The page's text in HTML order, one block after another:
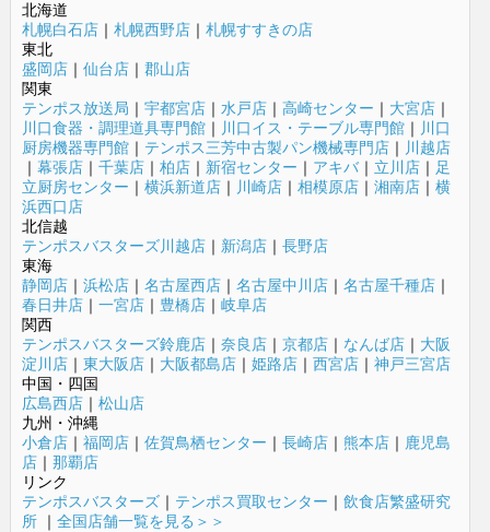
北海道
札幌白石店｜ 札幌西野店｜ 札幌すすきの店
東北
盛岡店｜ 仙台店｜ 郡山店
関東
テンポス放送局 ｜ 宇都宮店｜ 水戸店｜ 高崎センター ｜ 大宮店｜
川口食器・調理道具専門館｜ 川口イス・テーブル専門館｜ 川口
厨房機器専門館｜ テンポス三芳中古製パン機械専門店｜ 川越店
｜ 幕張店｜ 千葉店｜ 柏店｜ 新宿センター ｜ アキバ｜ 立川店｜ 足
立厨房センター ｜ 横浜新道店｜ 川崎店｜ 相模原店｜ 湘南店｜ 横
浜西口店
北信越
テンポスバスターズ川越店｜ 新潟店｜ 長野店
東海
静岡店｜ 浜松店｜ 名古屋西店｜ 名古屋中川店｜ 名古屋千種店｜
春日井店｜ 一宮店｜ 豊橋店｜ 岐阜店
関西
テンポスバスターズ鈴鹿店｜ 奈良店｜ 京都店｜ なんば店｜ 大阪
淀川店｜ 東大阪店｜ 大阪都島店｜ 姫路店｜ 西宮店｜ 神戸三宮店
中国・四国
広島西店｜ 松山店
九州・沖縄
小倉店｜ 福岡店｜ 佐賀鳥栖センター ｜ 長崎店｜ 熊本店｜ 鹿児島
店｜ 那覇店
リンク
テンポスバスターズ｜ テンポス買取センター ｜ 飲食店繁盛研究
所｜ 全国店舗一覧を見る＞＞